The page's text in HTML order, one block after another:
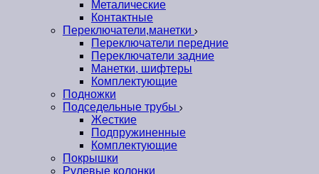
Металические
Контактные
Переключатели,манетки
Переключатели передние
Переключатели задние
Манетки, шифтеры
Комплектующие
Подножки
Подседельные трубы
Жесткие
Подпружиненные
Комплектующие
Покрышки
Рулевые колонки